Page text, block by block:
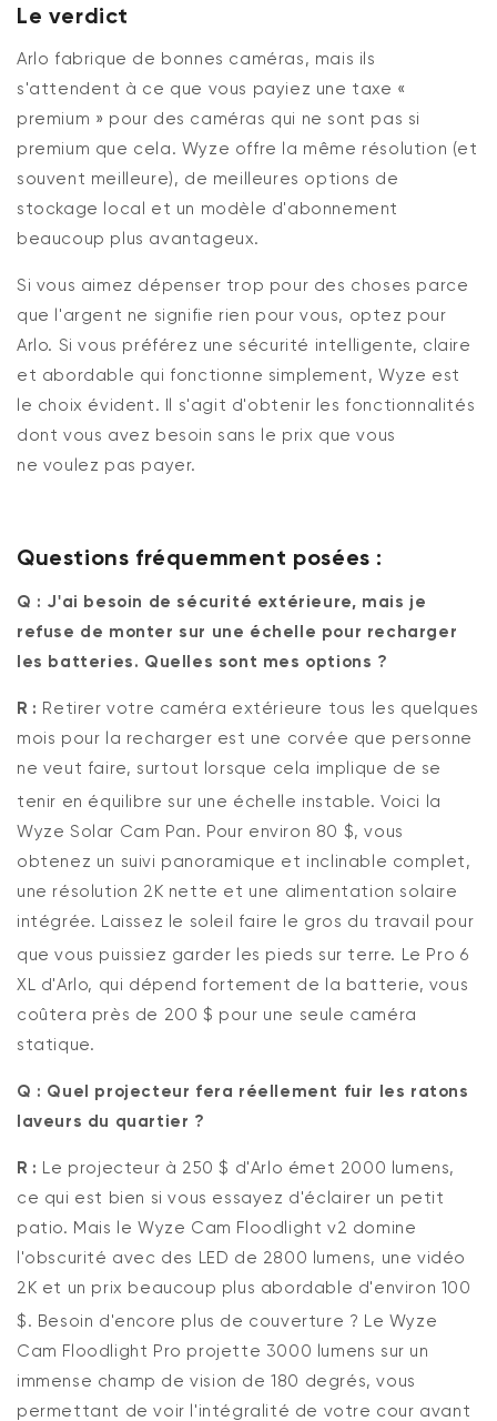
Le verdict
Arlo fabrique de bonnes caméras, mais ils
s'attendent à ce que vous payiez une taxe «
premium » pour des caméras qui ne sont pas si
premium que cela. Wyze offre la même résolution (et
souvent meilleure), de meilleures options de
stockage local et un modèle d'abonnement
beaucoup plus avantageux.
Si vous aimez dépenser trop pour des choses parce
que l'argent ne signifie rien pour vous, optez pour
Arlo. Si vous préférez une sécurité intelligente, claire
et abordable qui fonctionne simplement, Wyze est
le choix évident.
s'agit d'obtenir les fonctionnalités
dont vous avez besoin sans le prix que vous
ne voulez pas payer.
Questions fréquemment posées :
Q : J'ai besoin de sécurité extérieure, mais je
refuse de monter sur une échelle pour recharger
les batteries. Quelles sont mes options ?
R : Retirer votre caméra extérieure tous les quelques
mois pour la recharger est une corvée que personne
ne veut faire, surtout lorsque cela implique de se
tenir en équilibre sur une échelle instable.Voici la
Wyze Solar Cam Pan. Pour environ 80 $, vous
obtenez un suivi panoramique et inclinable complet,
une résolution 2K nette et une alimentation solaire
intégrée. Laissez le soleil faire le gros du travail pour
que vous puissiez garder les pieds sur terre. Le Pro 6
XL d'Arlo, qui dépend fortement de la batterie, vous
coûtera près de 200 $ pour une seule caméra
statique.
Q : Quel projecteur fera réellement fuir les ratons
laveurs du quartier ?
R : Le projecteur à 250 $ d'Arlo émet 2000 lumens,
ce qui est bien si vous essayez d'éclairer un petit
patio. Mais le Wyze Cam Floodlight v2 domine
l'obscurité avec des LED de 2800 lumens, une vidéo
2K et un prix beaucoup plus abordable d'environ 100
$. Besoin d'encore plus de couverture ? Le Wyze
Cam Floodlight Pro projette 3000 lumens sur un
immense champ de vision de 180 degrés, vous
permettant de voir l'intégralité de votre cour avant